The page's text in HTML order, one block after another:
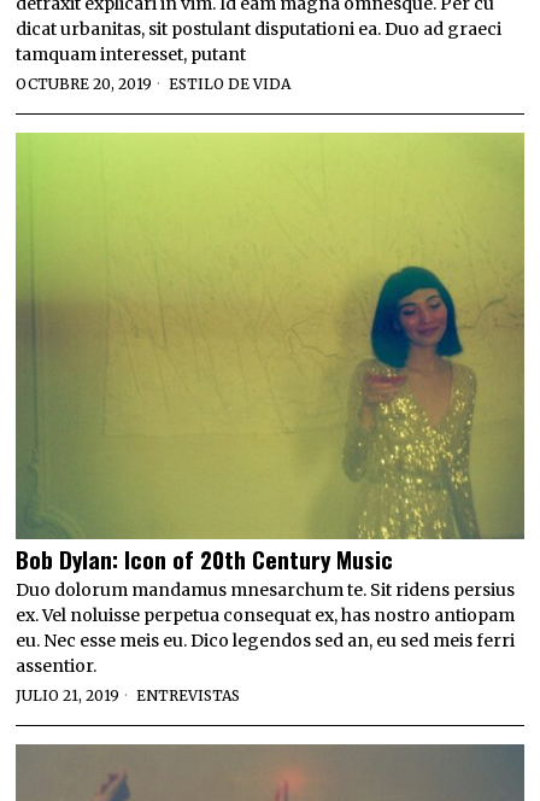
dicat urbanitas, sit postulant disputationi ea. Duo ad graeci
tamquam interesset, putant
OCTUBRE 20, 2019 ESTILO DE VIDA
Bob Dylan: Icon of 20th Century Music
Duo dolorum mandamus mnesarchum te. Sit ridens persius
ex. Vel noluisse perpetua consequat ex, has nostro antiopam
eu. Nec esse meis eu. Dico legendos sed an, eu sed meis ferri
assentior.
JULIO 21, 2019 ENTREVISTAS